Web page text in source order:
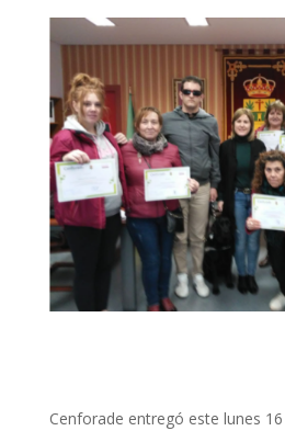
Cenforade entregó este lunes